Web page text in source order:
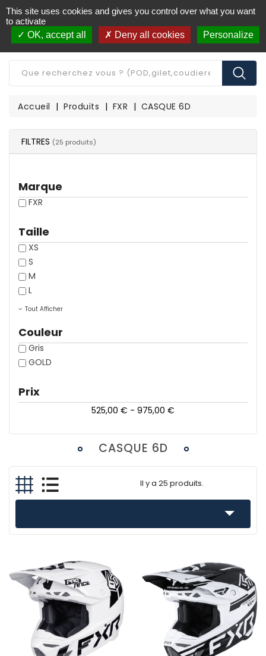
Livraison offerte à partir de 250€ d'achat (*)
CATÉGORIE
Accueil Produits FXR CASQUE 6D
FILTRES (25 produits)
Marque
FXR
Taille
XS
S
M
L
Tout Afficher
Couleur
Gris
GOLD
Prix
525,00 € - 975,00 €
CASQUE 6D
Il y a 25 produits.

This site uses cookies and gives you control over what you want
to activate
OK, accept all
Deny all cookies Personalize